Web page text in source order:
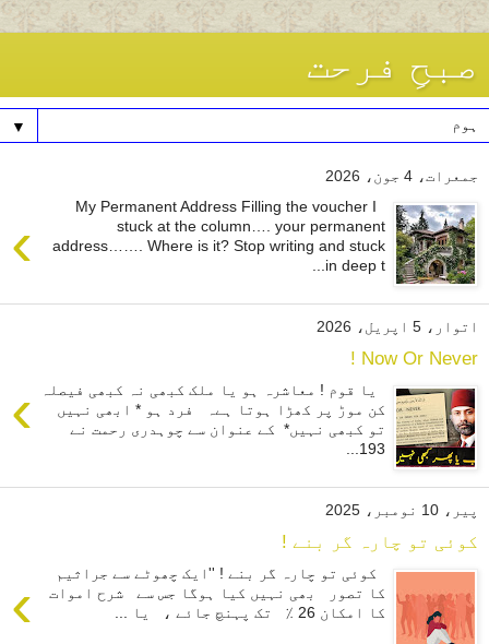
صبحِ فرحت
▼
جمعرات، 4 جون، 2026
›
My Permanent Address Filling the voucher I
stuck at the column…. your permanent
address……. Where is it? Stop writing and stuck
in deep t...
اتوار، 5 اپریل، 2026
Now Or Never !
›
یا قوم ! معاشرہ ہو یا ملک کبھی نہ کبھی فیصلہ
کن موڑ پر کھڑا ہوتا ہےہ فرد ہو * ابھی نہیں
تو کبھی نہیں* کے عنوان سے چوہدری رحمت نے
193...
پیر، 10 نومبر، 2025
کوئی تو چارہ گر بنے !
›
کوئی تو چارہ گر بنے ! ''ایک چھوٹے سے جراثیم
کا تصور بھی نہیں کیا ہوگا جس سے شرح اموات
کا امکان 26 ٪ تک پہنچ جائے ، یا ...